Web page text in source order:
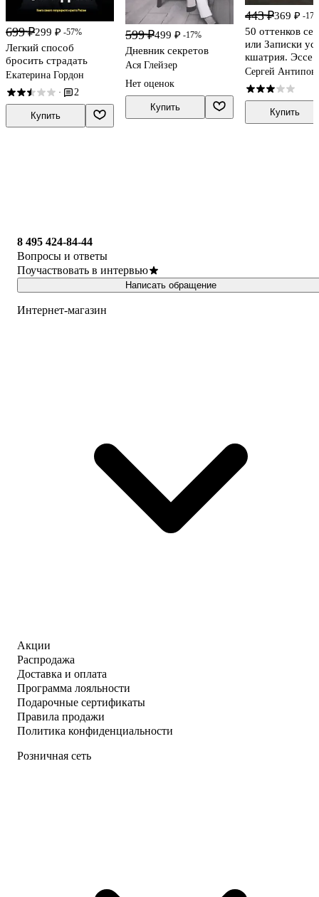
699 ₽299 ₽ -57%
Легкий способ
бросить страдать
Екатерина Гордон
· 2
Купить
599 ₽499 ₽ -17%
Дневник секретов
Ася Глейзер
Нет оценок
Купить
443 ₽369 ₽ -
50 оттенков
или Записки
кшатрия. Эссе
Сергей Антипов
Купить
8 495 424-84-44
Вопросы и ответы
Поучаствовать в интервью
Написать обращение
Интернет-магазин
Акции
Распродажа
Доставка и оплата
Программа лояльности
Подарочные сертификаты
Правила продажи
Политика конфиденциальности
Розничная сеть